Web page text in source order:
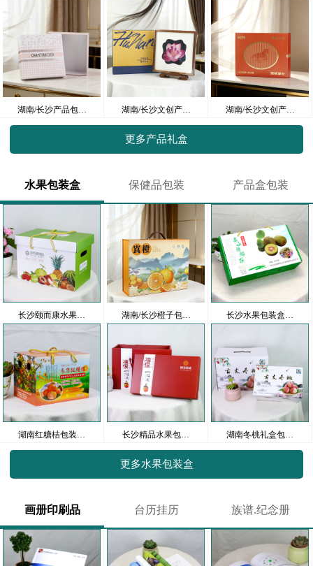
湖南/长沙产品包… 湖南/长沙文创产… 湖南/长沙文创产…
更多产品礼盒
水果包装盒 保健品包装 产品盒包装
长沙颐而康水果… 湖南/长沙橙子包… 长沙水果包装盒…
湖南红糖桔包装… 长沙精品水果包… 湖南冬桃礼盒包…
更多水果包装盒
画册印刷品 台历挂历 族谱.纪念册